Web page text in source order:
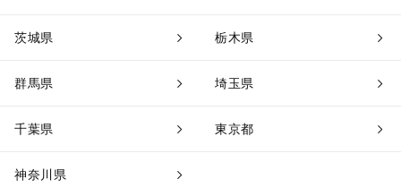
茨城県 栃木県
群馬県 埼玉県
千葉県 東京都
神奈川県